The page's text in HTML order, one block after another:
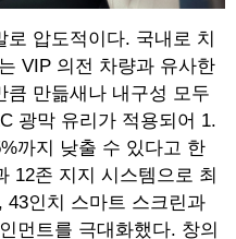
압도적이다. 국내로 치
VIP 의전 차량과 유사한
큼 만듦새나 내구성 모두
광막 유리가 적용되어 1.
까지 낮출 수 있다고 한
12존 지지 시스템으로 최
43인치 스마트 스크린과
먼트를 극대화했다. 창의